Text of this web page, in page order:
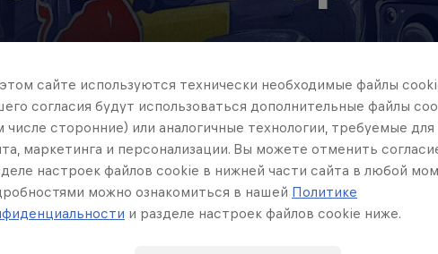
сайте иcпользуются технически необходимые файлы
согласия будут использоваться дополнительные файлы
числе сторонние) или аналогичные технологии, требуемые
маркетинга и персонализации. Вы можете отменить
настроек файлов cookie в нижней части сайта в любой
можно ознакомиться в нашей Политике
и разделе настроек файлов cookie ниже.